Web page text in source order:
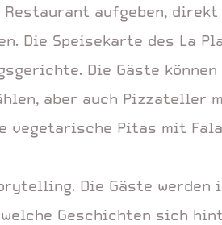
aufgeben, direkt
Die Speisekarte des La
Die Gäste
aber auch Pizzateller
vegetarische Pitas mit
Die Gäste werden
Geschichten sich